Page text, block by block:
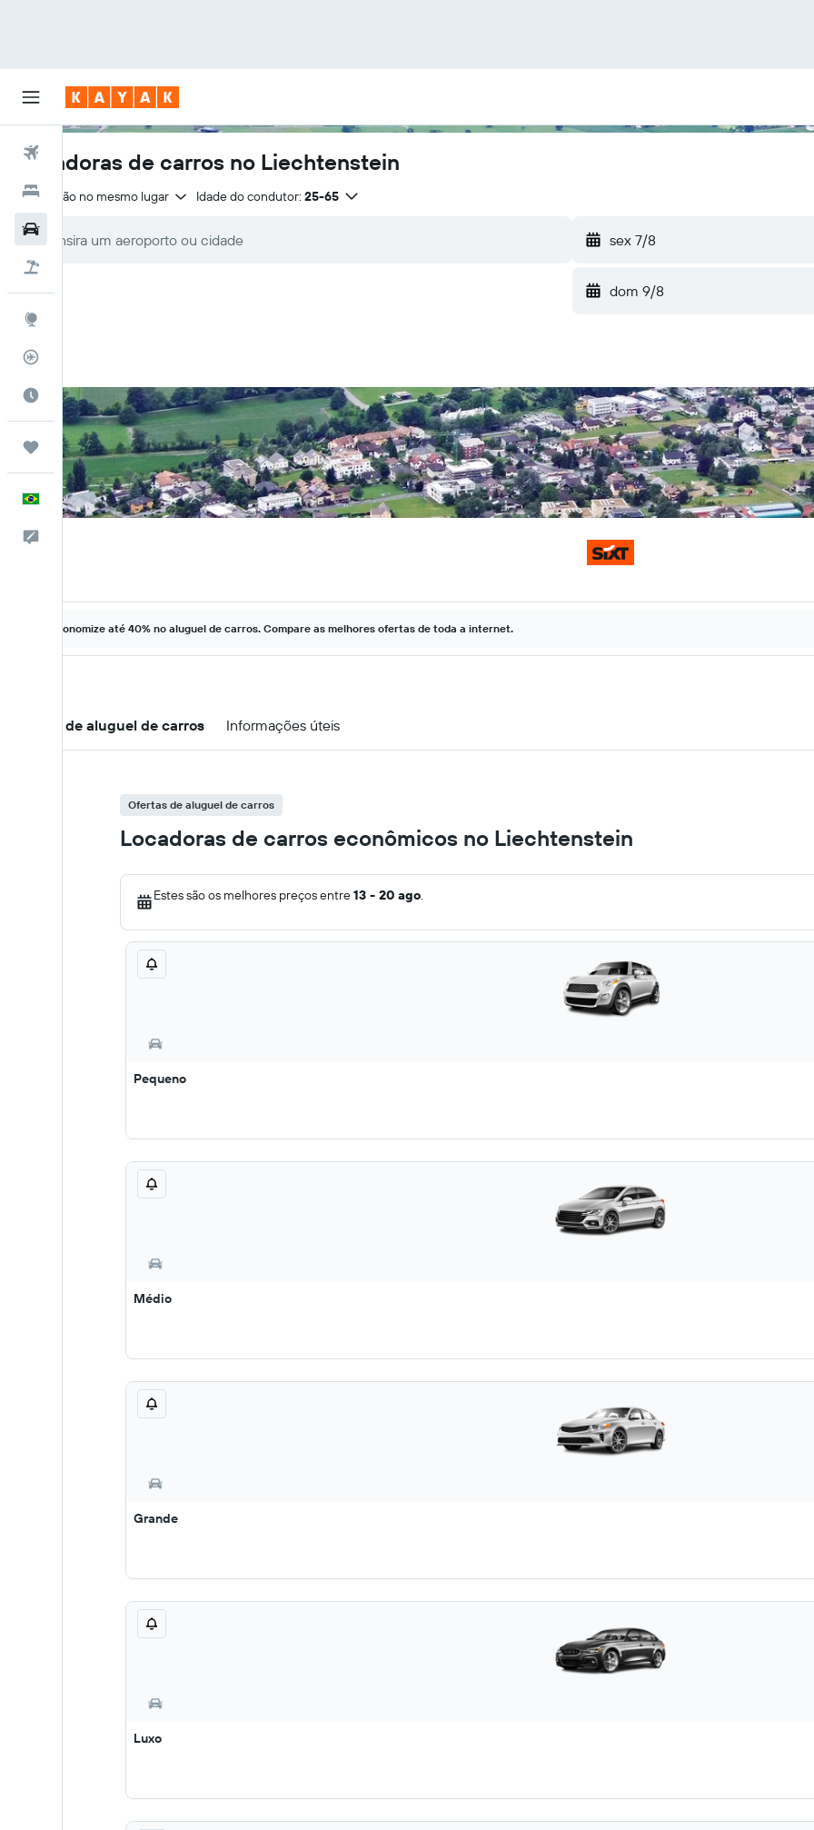
Voos
Hotéis
Quando ir
Trips
Português
Locadoras de carros no Liechtenstein
Devolução no mesmo lugar Idade do condutor: 25-65
sex 7/8
dom 9/8
Economize até 40% no aluguel de carros. Compare as melhores ofertas de toda a internet.
Ofertas de aluguel de carros Informações úteis
Ofertas de aluguel de carros
Locadoras de carros econômicos no Liechtenstein
Estes são os melhores preços entre13 - 20 ago.
Pequeno
Médio
Grande
Luxo